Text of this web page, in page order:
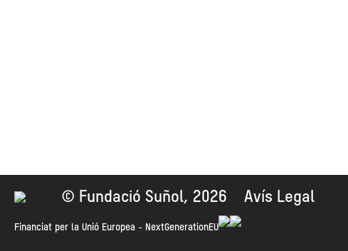
© Fundació Suñol, 2026 Avís Legal
Financiat per la Unió Europea - NextGenerationEU